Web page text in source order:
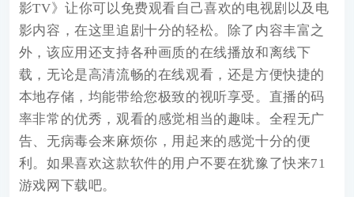
影TV》让你可以免费观看自己喜欢的电视剧以及电
影内容，在这里追剧十分的轻松。除了内容丰富之
外，该应用还支持各种画质的在线播放和离线下
载，无论是高清流畅的在线观看，还是方便快捷的
本地存储，均能带给您极致的视听享受。直播的码
率非常的优秀，观看的感觉相当的趣味。全程无广
告、无病毒会来麻烦你，用起来的感觉十分的便
利。如果喜欢这款软件的用户不要在犹豫了快来71
游戏网下载吧。